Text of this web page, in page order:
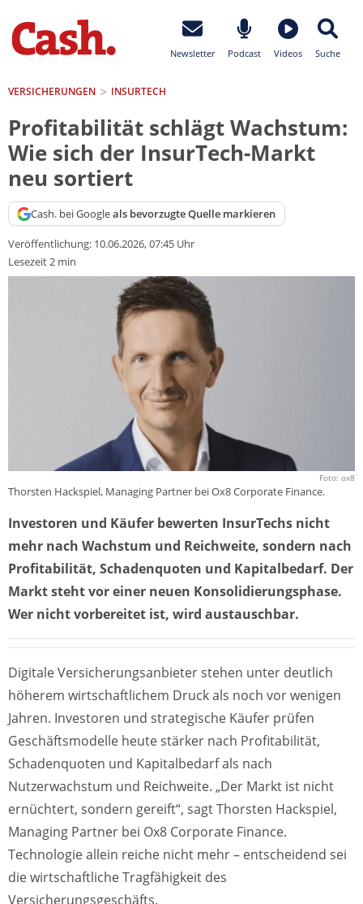
Newsletter Podcast Videos Suche
VERSICHERUNGEN INSURTECH
Profitabilität schlägt Wachstum:
Wie sich der InsurTech-Markt
neu sortiert
Cash. bei Googleals bevorzugte Quelle markieren
Veröffentlichung: 10.06.2026, 07:45 Uhr
Lesezeit 2 min
Foto: ox8
Thorsten Hackspiel, Managing Partner bei Ox8 Corporate Finance.
Investoren und Käufer bewerten InsurTechs nicht
mehr nach Wachstum und Reichweite, sondern nach
Profitabilität, Schadenquoten und Kapitalbedarf. Der
Markt steht vor einer neuen Konsolidierungsphase.
Wer nicht vorbereitet ist, wird austauschbar.
Digitale Versicherungsanbieter stehen unter deutlich
höherem wirtschaftlichem Druck als noch vor wenigen
Jahren. Investoren und strategische Käufer prüfen
Geschäftsmodelle heute stärker nach Profitabilität,
Schadenquoten und Kapitalbedarf als nach
Nutzerwachstum und Reichweite. „Der Markt ist nicht
ernüchtert, sondern gereift“, sagt Thorsten Hackspiel,
Managing Partner bei Ox8 Corporate Finance.
Technologie allein reiche nicht mehr – entscheidend sei
die wirtschaftliche Tragfähigkeit des
Versicherungsgeschäfts.